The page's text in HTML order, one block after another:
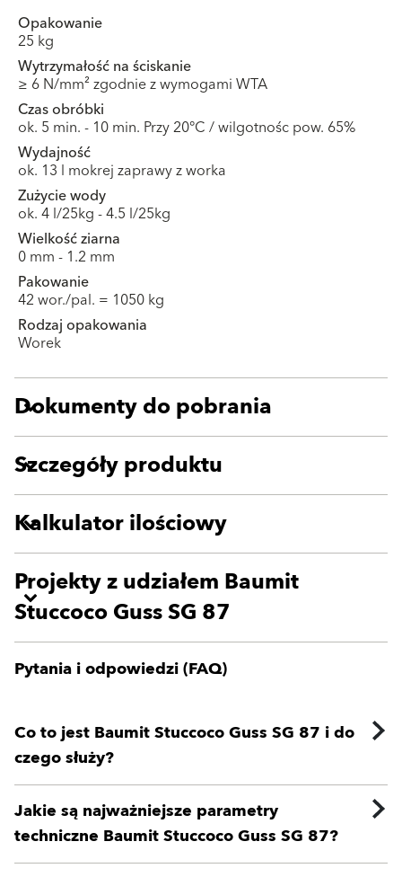
Opakowanie
25 kg
Wytrzymałość na ściskanie
≥ 6 N/mm² zgodnie z wymogami WTA
Czas obróbki
ok. 5 min. - 10 min. Przy 20°C / wilgotnośc pow. 65%
Wydajność
ok. 13 l mokrej zaprawy z worka
Zużycie wody
ok. 4 l/25kg - 4.5 l/25kg
Wielkość ziarna
0 mm - 1.2 mm
Pakowanie
42 wor./pal. = 1050 kg
Rodzaj opakowania
Worek
Dokumenty do pobrania
Szczegóły produktu
Kalkulator ilościowy
Projekty z udziałem Baumit
Stuccoco Guss SG 87
Pytania i odpowiedzi (FAQ)
Co to jest Baumit Stuccoco Guss SG 87 i do
czego służy?
Jakie są najważniejsze parametry
techniczne Baumit Stuccoco Guss SG 87?